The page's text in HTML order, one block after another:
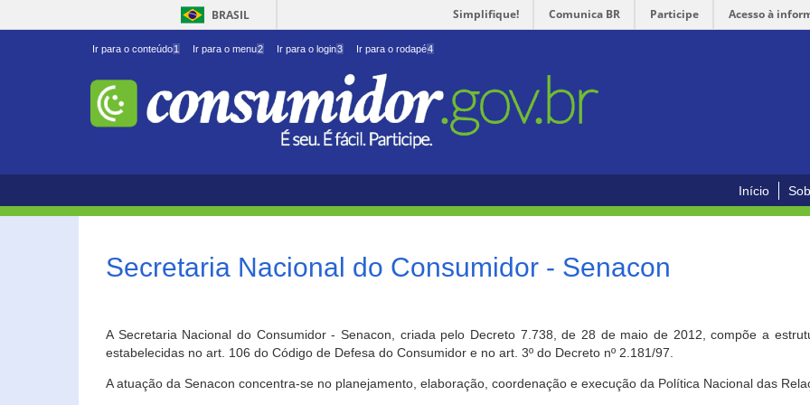
BRASIL Simplifique! Comunica BR Participe Acesso à
Ir para o conteúdo1 Ir para o menu2 Ir para o login3 Ir para o rodapé4
Início
Secretaria Nacional do Consumidor - Senacon
A Secretaria Nacional do Consumidor - Senacon, criada pelo Decreto 7.738, de 28 de maio de 2012, compõe a
estabelecidas no art. 106 do Código de Defesa do Consumidor e no art. 3º do Decreto nº 2.181/97.
A atuação da Senacon concentra-se no planejamento, elaboração, coordenação e execução da Política Nacional das